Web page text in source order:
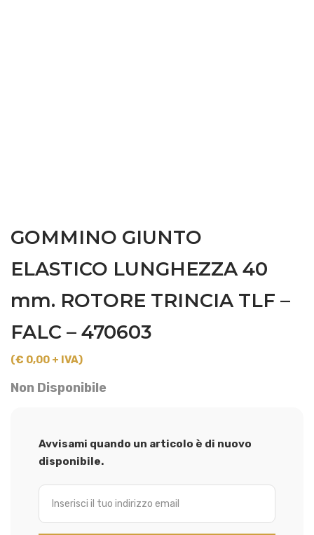
GOMMINO GIUNTO
ELASTICO LUNGHEZZA 40
mm. ROTORE TRINCIA TLF –
FALC – 470603
(€ 0,00 + IVA)
Non Disponibile
Avvisami quando un articolo è di nuovo
disponibile.